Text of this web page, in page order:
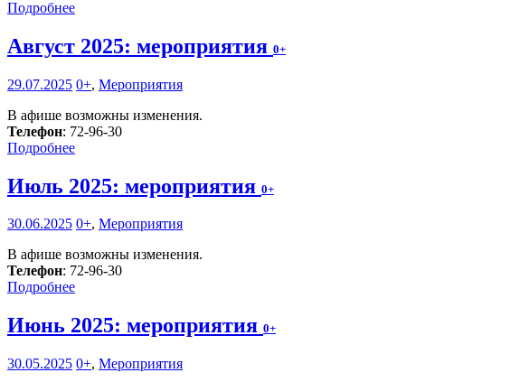
Подробнее
Август 2025: мероприятия 0+
29.07.2025 0+, Мероприятия
В афише возможны изменения.
Телефон: 72-96-30
Подробнее
Июль 2025: мероприятия 0+
30.06.2025 0+, Мероприятия
В афише возможны изменения.
Телефон: 72-96-30
Подробнее
Июнь 2025: мероприятия 0+
30.05.2025 0+, Мероприятия